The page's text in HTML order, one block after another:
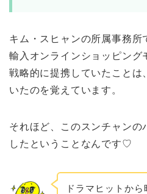
キム・スヒャンの所属事務所
輸入オンラインショッピング
戦略的に提携していたことは
いたのを覚えています。
それほど、このスンチャンの
したということなんです♡
ドラマヒットから